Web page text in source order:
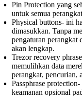
Pin Protection yang
untuk semua
Physical buttons- ini
dimasukkan. Tanpa
pengaturan perangkat
akan lengkap.
Trezor recovery
memulihkan data
perangkat, pencurian,
Passphrase
keamanan opsional